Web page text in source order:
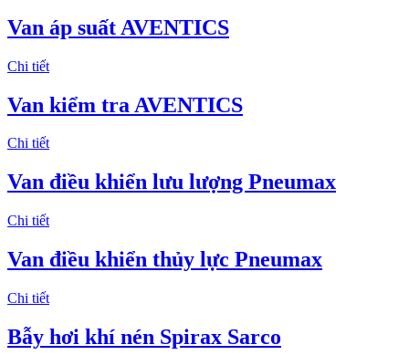
Van áp suất AVENTICS
Chi tiết
Van kiểm tra AVENTICS
Chi tiết
Van điều khiển lưu lượng Pneumax
Chi tiết
Van điều khiển thủy lực Pneumax
Chi tiết
Bẫy hơi khí nén Spirax Sarco